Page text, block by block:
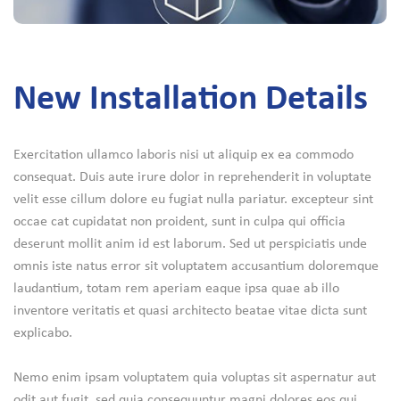
New Installation Details
Exercitation ullamco laboris nisi ut aliquip ex ea commodo
consequat. Duis aute irure dolor in reprehenderit in voluptate
velit esse cillum dolore eu fugiat nulla pariatur. excepteur sint
occae cat cupidatat non proident, sunt in culpa qui officia
deserunt mollit anim id est laborum. Sed ut perspiciatis unde
omnis iste natus error sit voluptatem accusantium doloremque
laudantium, totam rem aperiam eaque ipsa quae ab illo
inventore veritatis et quasi architecto beatae vitae dicta sunt
explicabo.
Nemo enim ipsam voluptatem quia voluptas sit aspernatur aut